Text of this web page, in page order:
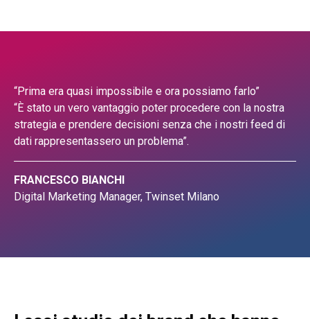
“Prima era quasi impossibile e ora possiamo farlo”
“È stato un vero vantaggio poter procedere con la nostra
strategia e prendere decisioni senza che i nostri feed di
dati rappresentassero un problema”.
FRANCESCO BIANCHI
Digital Marketing Manager, Twinset Milano